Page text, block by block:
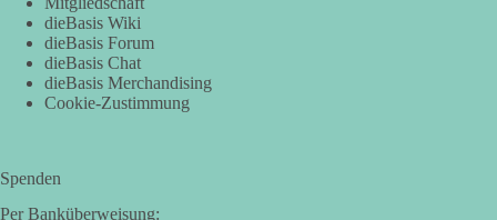
Demonstration mit dem Motto „Russland ist nicht unser
Feind“ statt.
Hier ein Auszug aus der Rede von der
Bundestagsabgeordneten Sevim Dağdelen (BSW).
Revanchismus!“
dieBasis Wiki
dieBasis Forum
dieBasis Chat
dieBasis Merchandising
Cookie-Zustimmung
Spenden
Per Banküberweisung: